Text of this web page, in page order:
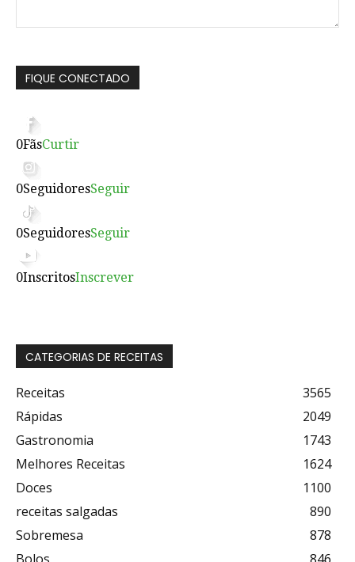
FIQUE CONECTADO
0FãsCurtir
0SeguidoresSeguir
0SeguidoresSeguir
0InscritosInscrever
CATEGORIAS DE RECEITAS
Receitas
3565
Rápidas
2049
Gastronomia
1743
Melhores Receitas
1624
Doces
1100
receitas salgadas
890
Sobremesa
878